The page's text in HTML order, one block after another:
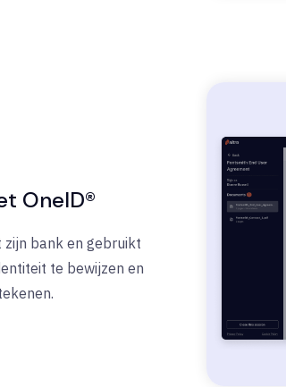
OneID®
bank en gebruikt
te bewijzen en